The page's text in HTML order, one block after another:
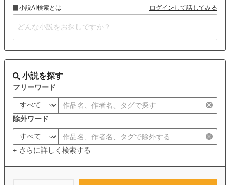
小説AI検索とは ログインして話してみる
小説を探す
フリーワード
除外ワード
+ さらに詳しく検索する